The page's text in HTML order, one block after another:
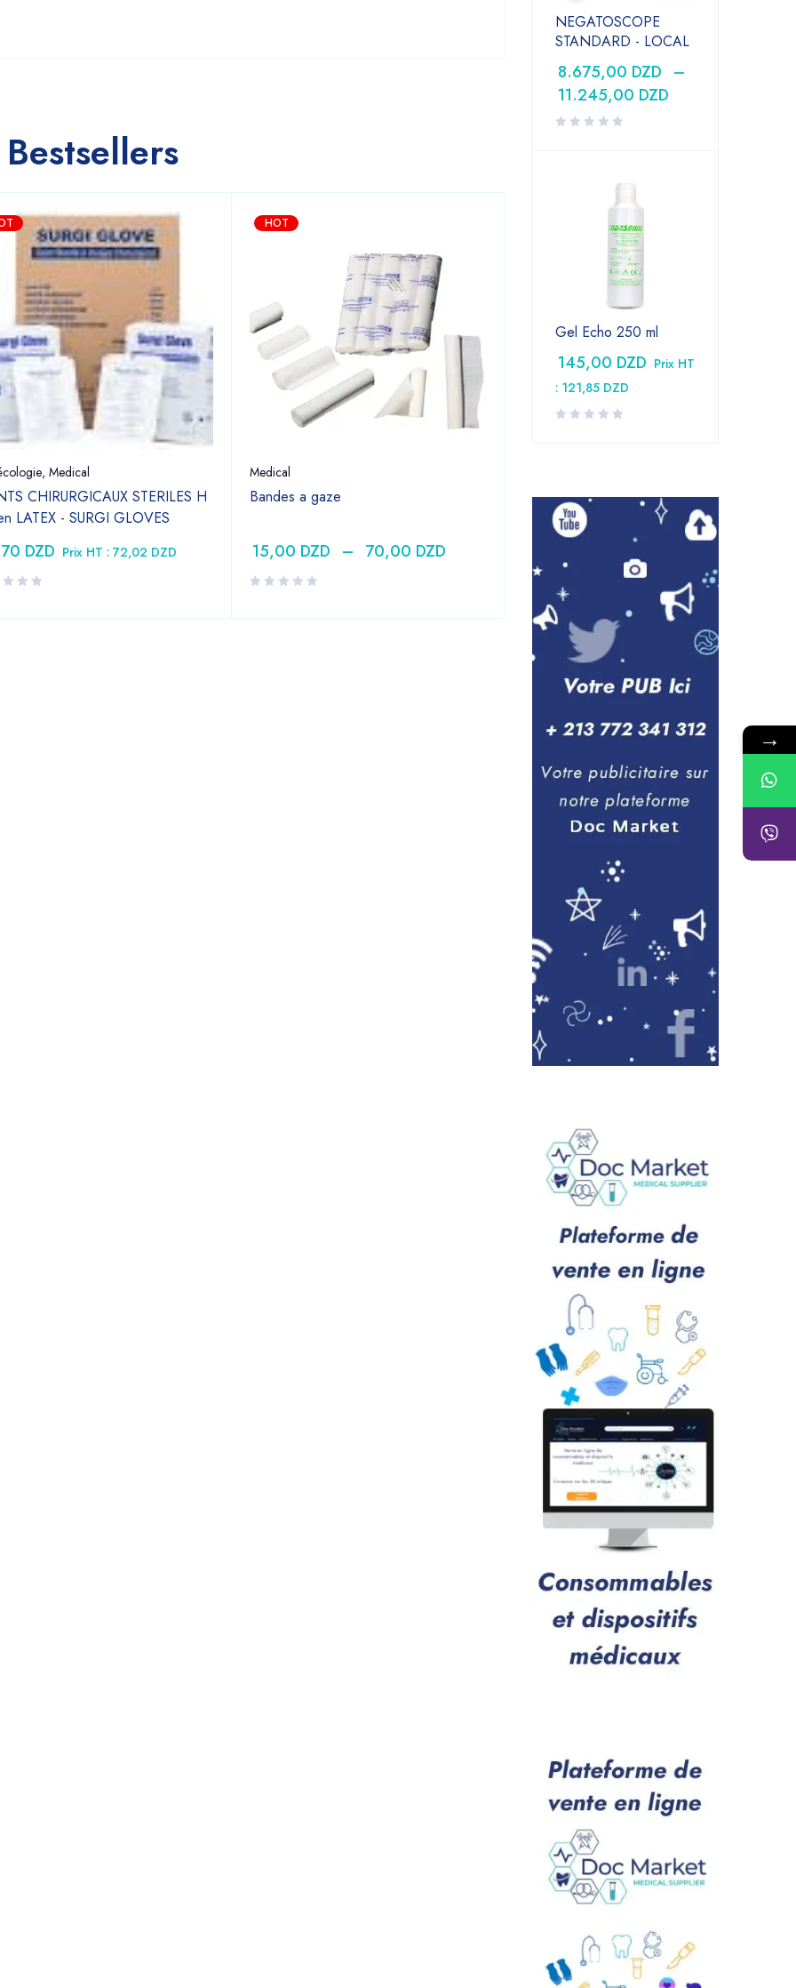
Bestsellers
, Medical
CHIRURGICAUX STERILES H
LATEX - SURGI GLOVES
DZD Prix HT : 72,02 DZD
HOT
Medical
Bandes a gaze
15,00 DZD – 70,00 DZD
Seringue 10CC PRONTO
NEGATOSCOPE
STANDARD - LOCAL
8.675,00 DZD –
11.245,00 DZD
Gel Echo 250 ml
145,00 DZD Prix HT
: 121,85 DZD
→